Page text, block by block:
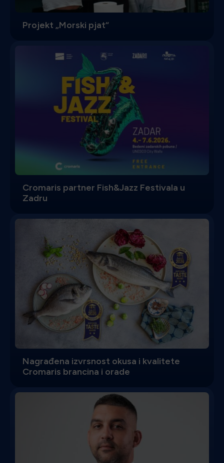
Projekt „Morski pjat“
Cromaris partner Fish&Jazz Festivala u
Zadru
Nagrađena izvrsnost okusa i kvalitete
Cromaris brancina i orade